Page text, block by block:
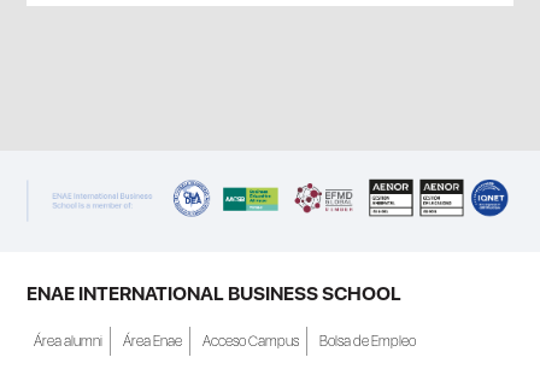
ENAE INTERNATIONAL BUSINESS SCHOOL
Área alumni Área Enae Acceso Campus Bolsa de Empleo